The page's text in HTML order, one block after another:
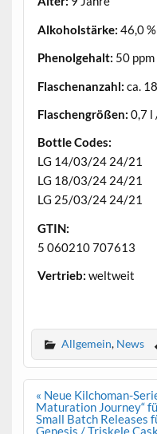
Alkoholstärke: 46,0 %
Phenolgehalt: 50 ppm
Flaschenanzahl: ca.
Flaschengrößen: 0,7 l
Bottle Codes:
LG 14/03/24 24/21
LG 18/03/24 24/21
LG 25/03/24 24/21
GTIN:
5 060210 707613
Vertrieb: weltweit
Allgemein, News
Beitrags-
Navigation
« Neue Kilchoman-
Maturation Journey“
Small Batch Releases
Genesis / Triskele